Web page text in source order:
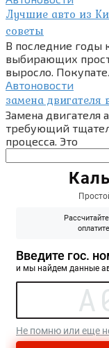
Лучшие авто из
советы
В последние годы
выбирающих
выросло.
Автоновости
замена двигателя
Замена двигателя
требующий
процесса. Это